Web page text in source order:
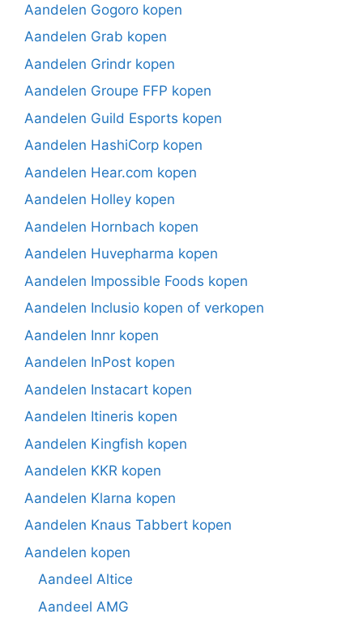
Aandelen Gogoro kopen
Aandelen Grab kopen
Aandelen Grindr kopen
Aandelen Groupe FFP kopen
Aandelen Guild Esports kopen
Aandelen HashiCorp kopen
Aandelen Hear.com kopen
Aandelen Holley kopen
Aandelen Hornbach kopen
Aandelen Huvepharma kopen
Aandelen Impossible Foods kopen
Aandelen Inclusio kopen of verkopen
Aandelen Innr kopen
Aandelen InPost kopen
Aandelen Instacart kopen
Aandelen Itineris kopen
Aandelen Kingfish kopen
Aandelen KKR kopen
Aandelen Klarna kopen
Aandelen Knaus Tabbert kopen
Aandelen kopen
Aandeel Altice
Aandeel AMG